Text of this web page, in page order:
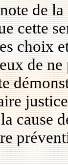
de
cette
choix
de